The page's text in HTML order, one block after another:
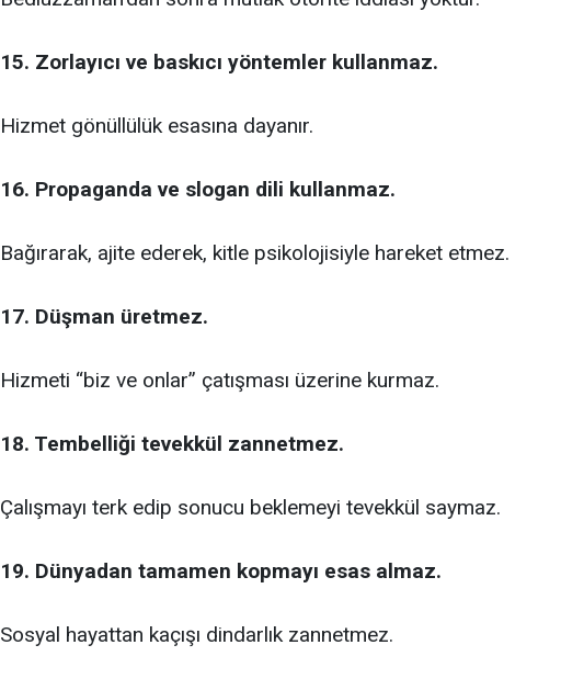
15. Zorlayıcı ve baskıcı yöntemler kullanmaz.
Hizmet gönüllülük esasına dayanır.
16. Propaganda ve slogan dili kullanmaz.
Bağırarak, ajite ederek, kitle psikolojisiyle hareket etmez.
17. Düşman üretmez.
Hizmeti “biz ve onlar” çatışması üzerine kurmaz.
18. Tembelliği tevekkül zannetmez.
Çalışmayı terk edip sonucu beklemeyi tevekkül saymaz.
19. Dünyadan tamamen kopmayı esas almaz.
Sosyal hayattan kaçışı dindarlık zannetmez.